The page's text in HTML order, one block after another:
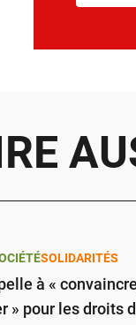
SOLIDARITÉS
à «
» pour les droits